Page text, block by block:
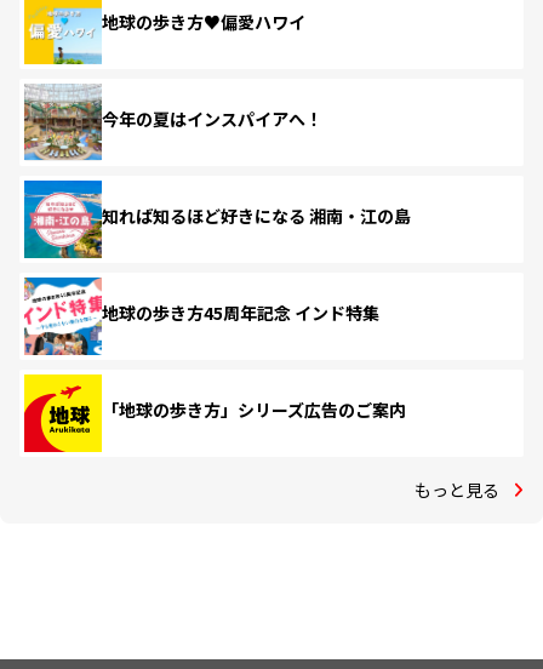
地球の歩き方♥偏愛ハワイ
今年の夏はインスパイアへ！
知れば知るほど好きになる 湘南・江の島
地球の歩き方45周年記念 インド特集
「地球の歩き方」シリーズ広告のご案内
もっと見る